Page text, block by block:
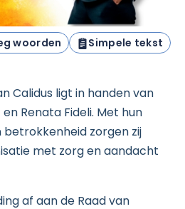
woorden Simpele tekst
Calidus ligt in handen van
Renata Fideli. Met hun
zorgen zij
met zorg en aandacht
af aan de Raad van